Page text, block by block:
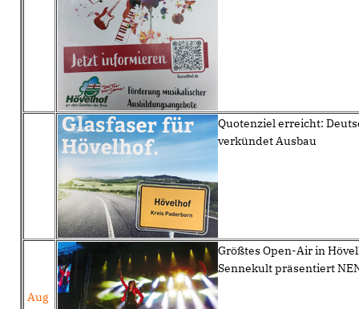
Quotenziel erreicht:
verkündet Ausbau
Aug
Größtes Open-Air in
Sennekult präsentiert